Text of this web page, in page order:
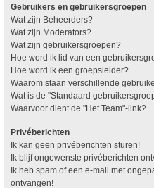
Gebruikers en gebruikersgroepen
Wat zijn Beheerders?
Wat zijn Moderators?
Wat zijn gebruikersgroepen?
Hoe word ik lid van een
Hoe word ik een groepsleider?
Waarom staan verschillende
Wat is de "Standaard
Waarvoor dient de "Het Team"-link?
Privéberichten
Ik kan geen privéberichten sturen!
Ik blijf ongewenste privéberichten
Ik heb spam of een e-mail met
ontvangen!